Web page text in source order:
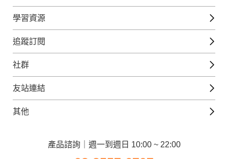
英文課程
日語課程
韓語課程
法文課程
兒童日語課程
學習資源
免費線上檢定
外語補給站
美日語數位學院
追蹤訂閱
Gjun-就醬學外語
官方Youtube
社群
英語觀光城
日語觀光城
友站連結
iWorld JR
電腦直播教學
其他
產品諮詢｜週一到週日 10:00 ~ 22:00